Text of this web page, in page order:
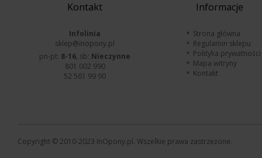
Kontakt
Infolinia
sklep@inopony.pl
pn-pt: 8-16, sb: Nieczynne
801 002 990
52 561 99 90
Informacje
Strona główna
Regulamin sklepu
Polityka prywatności
Mapa witryny
Kontakt
Copyright © 2010-2023 InOpony.pl. Wszelkie prawa zastrzeżone.